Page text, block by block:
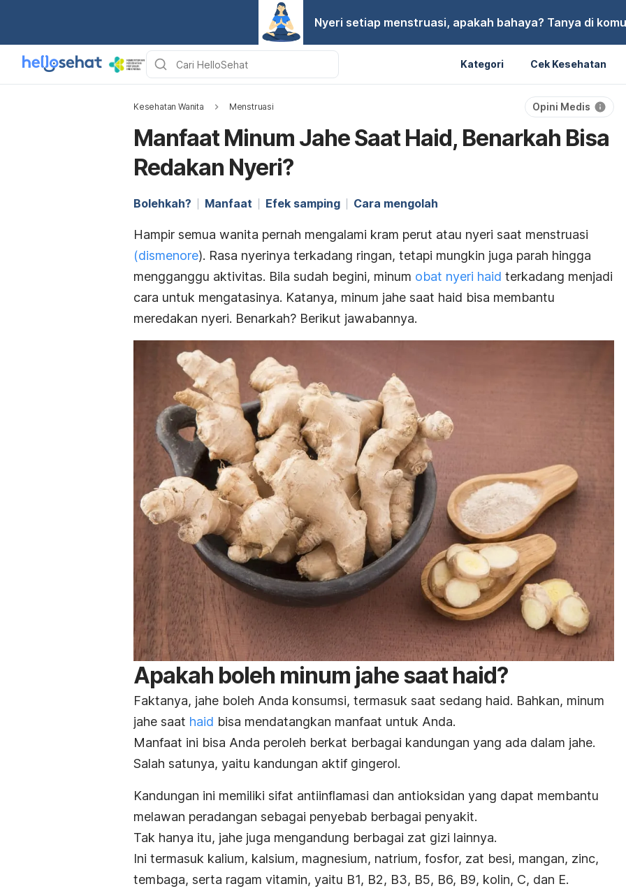
Nyeri setiap menstruasi, apakah bahaya? Tanya di
Kategori Cek Kesehatan
Kesehatan Wanita Menstruasi Opini Medis
Manfaat Minum Jahe Saat Haid, Benarkah Bisa
Redakan Nyeri?
Bolehkah? Manfaat Efek samping Cara mengolah
Hampir semua wanita pernah mengalami kram perut atau nyeri saat menstruasi
(dismenore). Rasa nyerinya terkadang ringan, tetapi mungkin juga parah hingga
mengganggu aktivitas. Bila sudah begini, minum obat nyeri haid terkadang menjadi
cara untuk mengatasinya. Katanya, minum jahe saat haid bisa membantu
meredakan nyeri. Benarkah? Berikut jawabannya.
Apakah boleh minum jahe saat haid?
Faktanya, jahe boleh Anda konsumsi, termasuk saat sedang haid. Bahkan, minum
jahe saat haid bisa mendatangkan manfaat untuk Anda.
Manfaat ini bisa Anda peroleh berkat berbagai kandungan yang ada dalam jahe.
Salah satunya, yaitu kandungan aktif gingerol.
Kandungan ini memiliki sifat antiinflamasi dan antioksidan yang dapat membantu
melawan peradangan sebagai penyebab berbagai penyakit.
Tak hanya itu, jahe juga mengandung berbagai zat gizi lainnya.
Ini termasuk kalium, kalsium, magnesium, natrium, fosfor, zat besi, mangan, zinc,
tembaga, serta ragam vitamin, yaitu B1, B2, B3, B5, B6, B9, kolin, C, dan E.